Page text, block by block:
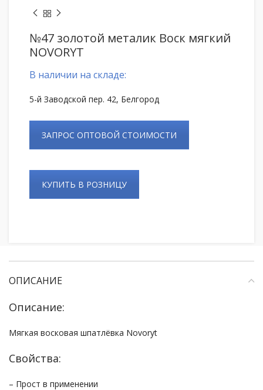
№47 золотой металик Воск мягкий
NOVORYT
В наличии на складе:
5-й Заводской пер. 42, Белгород
ЗАПРОС ОПТОВОЙ СТОИМОСТИ
КУПИТЬ В РОЗНИЦУ
ОПИСАНИЕ
Описание:
Мягкая восковая шпатлёвка Novoryt
Свойства:
– Прост в применении